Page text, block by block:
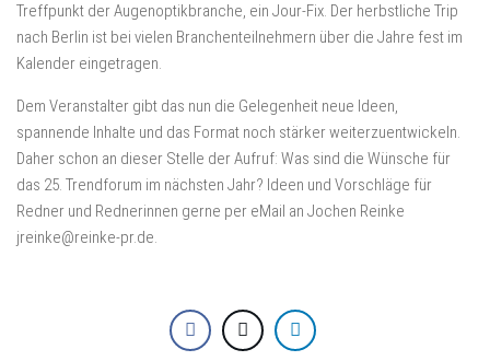
Treffpunkt der Augenoptikbranche, ein Jour-Fix. Der herbstliche Trip
nach Berlin ist bei vielen Branchenteilnehmern über die Jahre fest im
Kalender eingetragen.
Dem Veranstalter gibt das nun die Gelegenheit neue Ideen,
spannende Inhalte und das Format noch stärker weiterzuentwickeln.
Daher schon an dieser Stelle der Aufruf: Was sind die Wünsche für
das 25. Trendforum im nächsten Jahr? Ideen und Vorschläge für
Redner und Rednerinnen gerne per eMail an Jochen Reinke
jreinke@reinke-pr.de.